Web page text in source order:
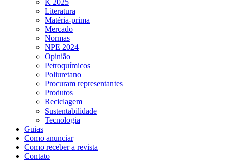
K 2025
Literatura
Matéria-prima
Mercado
Normas
NPE 2024
Opinião
Petroquímicos
Poliuretano
Procuram representantes
Produtos
Reciclagem
Sustentabilidade
Tecnologia
Guias
Como anunciar
Como receber a revista
Contato